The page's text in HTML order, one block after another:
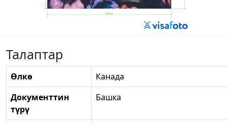
Талаптар
Өлкө
Канада
Документтин
түрү
Башка